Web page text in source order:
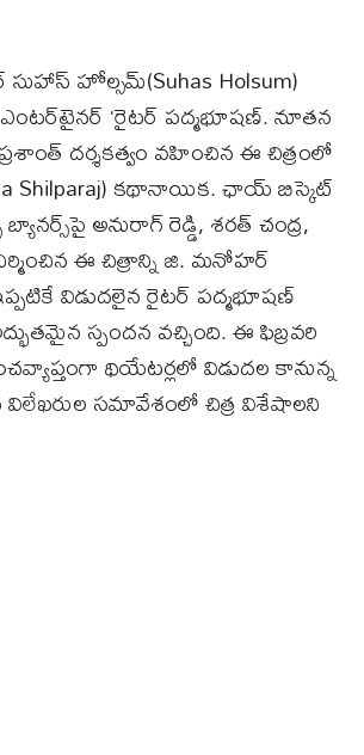
హోల్సమ్(Suhas Holsum)
‘రైటర్ పద్మభూషణ్‌. నూతన
ప్రశాంత్ దర్శకత్వం వహించిన ఈ చిత్రంలో
Shilparaj) కథానాయిక. ఛాయ్ బిస్కెట్
బ్యానర్స్‌పై అనురాగ్ రెడ్డి, శరత్ చంద్ర,
ఈ చిత్రాన్ని జి. మనోహర్
విడుదలైన రైటర్ పద్మభూషణ్‌
స్పందన వచ్చింది. ఈ ఫిబ్రవరి
థియేటర్లలో విడుదల కానున్న
సమావేశంలో చిత్ర విశేషాలని